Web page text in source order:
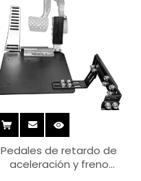
Pedales de retardo de
aceleración y freno